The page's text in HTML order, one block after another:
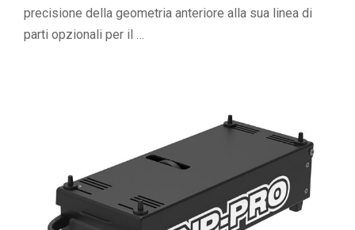
precisione della geometria anteriore alla sua linea di
parti opzionali per il …